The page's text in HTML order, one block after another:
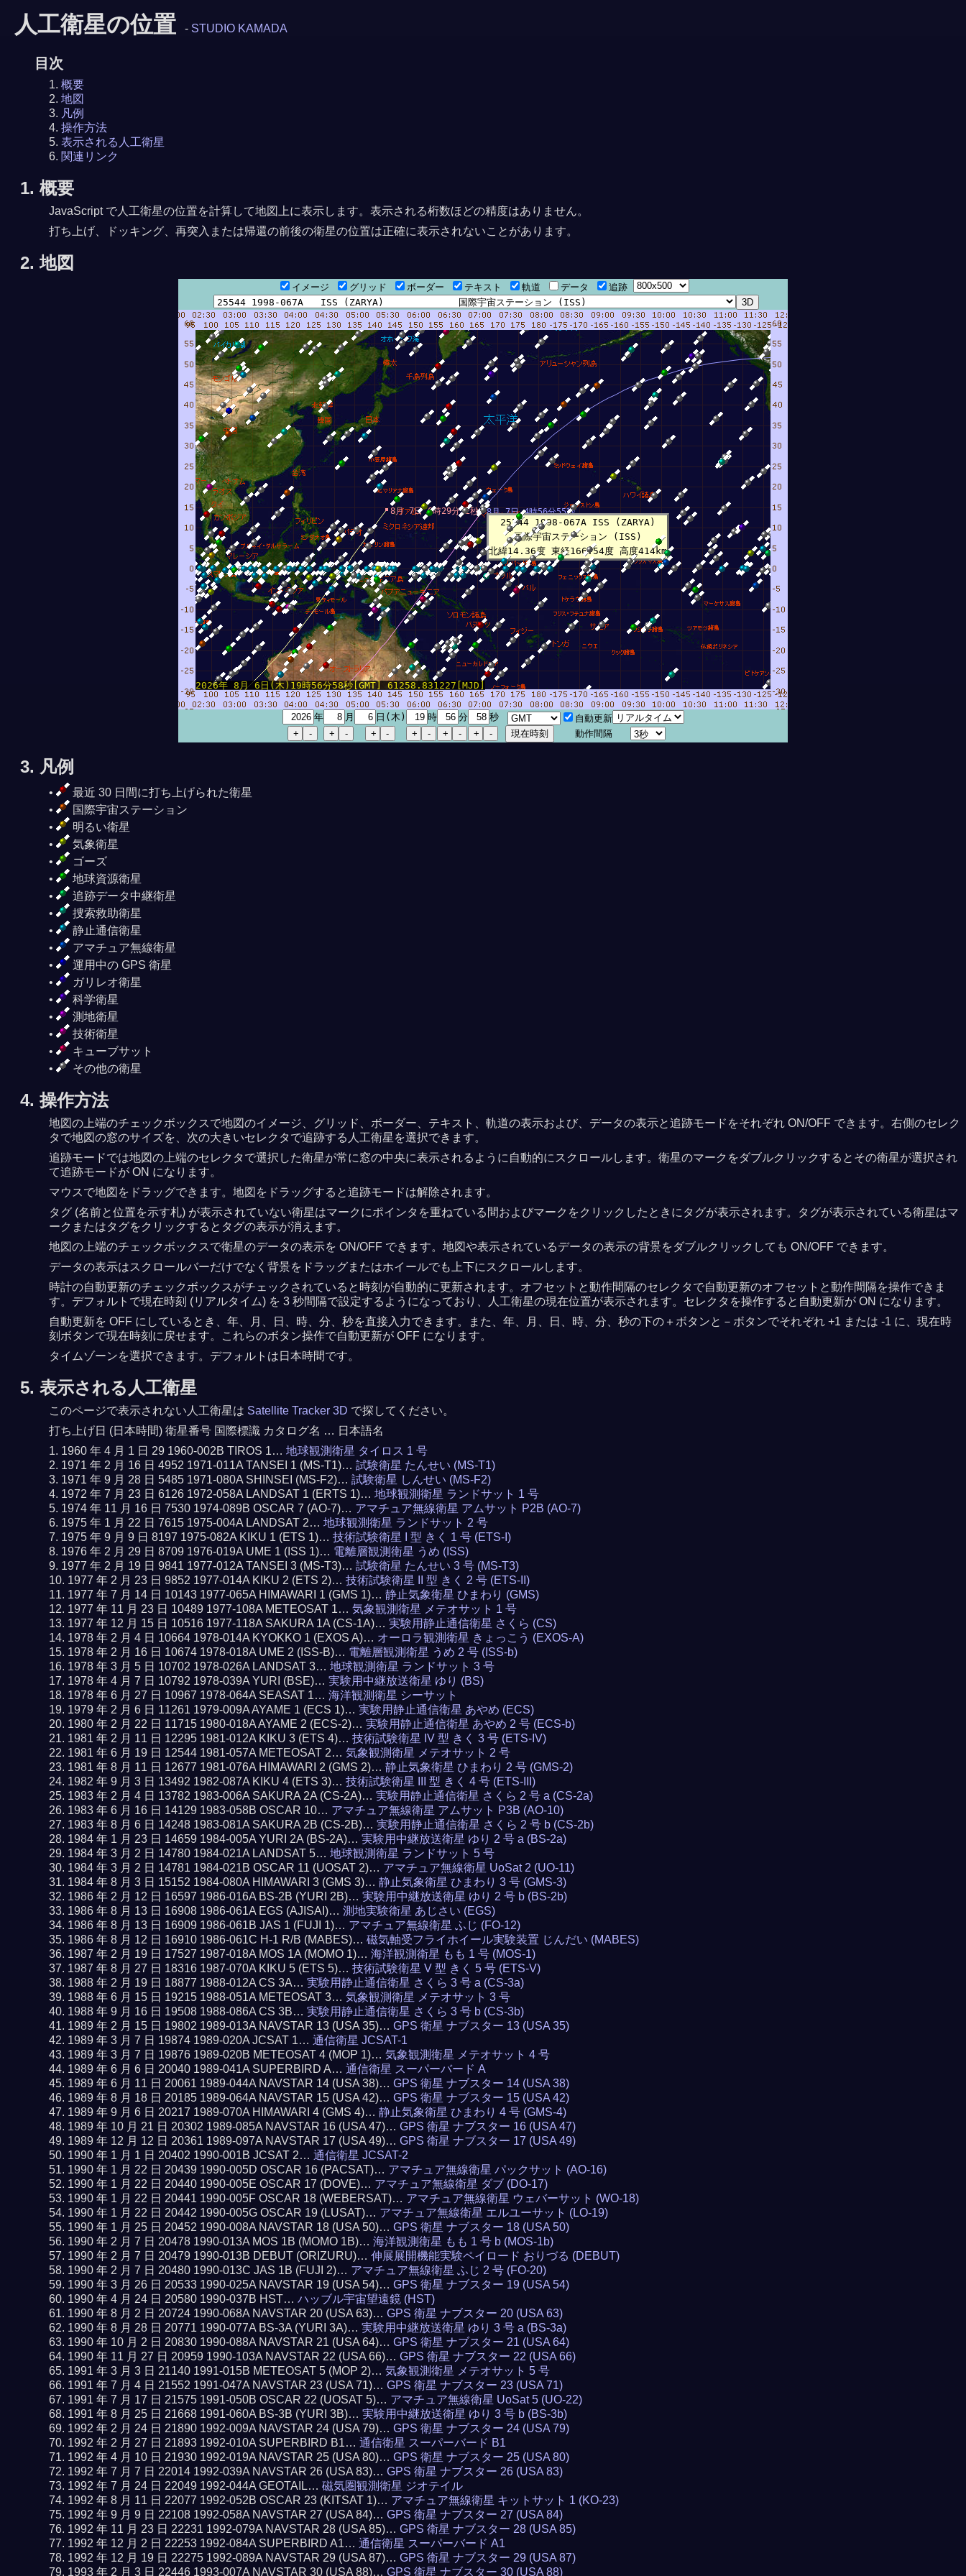
人工衛星の位置 - STUDIO KAMADA
目次
概要
地図
凡例
操作方法
表示される人工衛星
関連リンク
1. 概要
JavaScript で人工衛星の位置を計算して地図上に表示します。表示される桁数ほどの精度はありません。
打ち上げ、ドッキング、再突入または帰還の前後の衛星の位置は正確に表示されないことがあります。
2. 地図
イメージ グリッド ボーダー テキスト 軌道 データ 追跡
8月 7日 4時56分55秒
8月 7日 6時29分52秒
25544 1998-067A ISS (ZARYA)
国際宇宙ステーション (ISS)
北緯14.36度 東経166.54度 高度414km
2026年 8月 6日(木)19時56分58秒[GMT] 61258.831227[MJD]
年 月 日(木) 時 分 秒
自動更新
動作間隔
3. 凡例
最近 30 日間に打ち上げられた衛星
国際宇宙ステーション
明るい衛星
気象衛星
ゴーズ
地球資源衛星
追跡データ中継衛星
捜索救助衛星
静止通信衛星
アマチュア無線衛星
運用中の GPS 衛星
ガリレオ衛星
科学衛星
測地衛星
技術衛星
キューブサット
その他の衛星
4. 操作方法
地図の上端のチェックボックスで地図のイメージ、グリッド、ボーダー、テキスト、軌道の表示および、データの表示と追跡モードをそれぞれ ON/OFF できます。右側のセレク
タで地図の窓のサイズを、次の大きいセレクタで追跡する人工衛星を選択できます。
追跡モードでは地図の上端のセレクタで選択した衛星が常に窓の中央に表示されるように自動的にスクロールします。衛星のマークをダブルクリックするとその衛星が選択され
て追跡モードが ON になります。
マウスで地図をドラッグできます。地図をドラッグすると追跡モードは解除されます。
タグ (名前と位置を示す札) が表示されていない衛星はマークにポインタを重ねている間およびマークをクリックしたときにタグが表示されます。タグが表示されている衛星はマ
ークまたはタグをクリックするとタグの表示が消えます。
地図の上端のチェックボックスで衛星のデータの表示を ON/OFF できます。地図や表示されているデータの表示の背景をダブルクリックしても ON/OFF できます。
データの表示はスクロールバーだけでなく背景をドラッグまたはホイールでも上下にスクロールします。
時計の自動更新のチェックボックスがチェックされていると時刻が自動的に更新されます。オフセットと動作間隔のセレクタで自動更新のオフセットと動作間隔を操作できま
す。デフォルトで現在時刻 (リアルタイム) を 3 秒間隔で設定するようになっており、人工衛星の現在位置が表示されます。セレクタを操作すると自動更新が ON になります。
自動更新を OFF にしているとき、年、月、日、時、分、秒を直接入力できます。また、年、月、日、時、分、秒の下の＋ボタンと－ボタンでそれぞれ +1 または -1 に、現在時
刻ボタンで現在時刻に戻せます。これらのボタン操作で自動更新が OFF になります。
タイムゾーンを選択できます。デフォルトは日本時間です。
5. 表示される人工衛星
このページで表示されない人工衛星は Satellite Tracker 3D で探してください。
打ち上げ日 (日本時間) 衛星番号 国際標識 カタログ名 … 日本語名
1960 年 4 月 1 日 29 1960-002B TIROS 1… 地球観測衛星 タイロス 1 号
1971 年 2 月 16 日 4952 1971-011A TANSEI 1 (MS-T1)… 試験衛星 たんせい (MS-T1)
1971 年 9 月 28 日 5485 1971-080A SHINSEI (MS-F2)… 試験衛星 しんせい (MS-F2)
1972 年 7 月 23 日 6126 1972-058A LANDSAT 1 (ERTS 1)… 地球観測衛星 ランドサット 1 号
1974 年 11 月 16 日 7530 1974-089B OSCAR 7 (AO-7)… アマチュア無線衛星 アムサット P2B (AO-7)
1975 年 1 月 22 日 7615 1975-004A LANDSAT 2… 地球観測衛星 ランドサット 2 号
1975 年 9 月 9 日 8197 1975-082A KIKU 1 (ETS 1)… 技術試験衛星 I 型 きく 1 号 (ETS-I)
1976 年 2 月 29 日 8709 1976-019A UME 1 (ISS 1)… 電離層観測衛星 うめ (ISS)
1977 年 2 月 19 日 9841 1977-012A TANSEI 3 (MS-T3)… 試験衛星 たんせい 3 号 (MS-T3)
1977 年 2 月 23 日 9852 1977-014A KIKU 2 (ETS 2)… 技術試験衛星 II 型 きく 2 号 (ETS-II)
1977 年 7 月 14 日 10143 1977-065A HIMAWARI 1 (GMS 1)… 静止気象衛星 ひまわり (GMS)
1977 年 11 月 23 日 10489 1977-108A METEOSAT 1… 気象観測衛星 メテオサット 1 号
1977 年 12 月 15 日 10516 1977-118A SAKURA 1A (CS-1A)… 実験用静止通信衛星 さくら (CS)
1978 年 2 月 4 日 10664 1978-014A KYOKKO 1 (EXOS A)… オーロラ観測衛星 きょっこう (EXOS-A)
1978 年 2 月 16 日 10674 1978-018A UME 2 (ISS-B)… 電離層観測衛星 うめ 2 号 (ISS-b)
1978 年 3 月 5 日 10702 1978-026A LANDSAT 3… 地球観測衛星 ランドサット 3 号
1978 年 4 月 7 日 10792 1978-039A YURI (BSE)… 実験用中継放送衛星 ゆり (BS)
1978 年 6 月 27 日 10967 1978-064A SEASAT 1… 海洋観測衛星 シーサット
1979 年 2 月 6 日 11261 1979-009A AYAME 1 (ECS 1)… 実験用静止通信衛星 あやめ (ECS)
1980 年 2 月 22 日 11715 1980-018A AYAME 2 (ECS-2)… 実験用静止通信衛星 あやめ 2 号 (ECS-b)
1981 年 2 月 11 日 12295 1981-012A KIKU 3 (ETS 4)… 技術試験衛星 IV 型 きく 3 号 (ETS-IV)
1981 年 6 月 19 日 12544 1981-057A METEOSAT 2… 気象観測衛星 メテオサット 2 号
1981 年 8 月 11 日 12677 1981-076A HIMAWARI 2 (GMS 2)… 静止気象衛星 ひまわり 2 号 (GMS-2)
1982 年 9 月 3 日 13492 1982-087A KIKU 4 (ETS 3)… 技術試験衛星 III 型 きく 4 号 (ETS-III)
1983 年 2 月 4 日 13782 1983-006A SAKURA 2A (CS-2A)… 実験用静止通信衛星 さくら 2 号 a (CS-2a)
1983 年 6 月 16 日 14129 1983-058B OSCAR 10… アマチュア無線衛星 アムサット P3B (AO-10)
1983 年 8 月 6 日 14248 1983-081A SAKURA 2B (CS-2B)… 実験用静止通信衛星 さくら 2 号 b (CS-2b)
1984 年 1 月 23 日 14659 1984-005A YURI 2A (BS-2A)… 実験用中継放送衛星 ゆり 2 号 a (BS-2a)
1984 年 3 月 2 日 14780 1984-021A LANDSAT 5… 地球観測衛星 ランドサット 5 号
1984 年 3 月 2 日 14781 1984-021B OSCAR 11 (UOSAT 2)… アマチュア無線衛星 UoSat 2 (UO-11)
1984 年 8 月 3 日 15152 1984-080A HIMAWARI 3 (GMS 3)… 静止気象衛星 ひまわり 3 号 (GMS-3)
1986 年 2 月 12 日 16597 1986-016A BS-2B (YURI 2B)… 実験用中継放送衛星 ゆり 2 号 b (BS-2b)
1986 年 8 月 13 日 16908 1986-061A EGS (AJISAI)… 測地実験衛星 あじさい (EGS)
1986 年 8 月 13 日 16909 1986-061B JAS 1 (FUJI 1)… アマチュア無線衛星 ふじ (FO-12)
1986 年 8 月 12 日 16910 1986-061C H-1 R/B (MABES)… 磁気軸受フライホイール実験装置 じんだい (MABES)
1987 年 2 月 19 日 17527 1987-018A MOS 1A (MOMO 1)… 海洋観測衛星 もも 1 号 (MOS-1)
1987 年 8 月 27 日 18316 1987-070A KIKU 5 (ETS 5)… 技術試験衛星 V 型 きく 5 号 (ETS-V)
1988 年 2 月 19 日 18877 1988-012A CS 3A… 実験用静止通信衛星 さくら 3 号 a (CS-3a)
1988 年 6 月 15 日 19215 1988-051A METEOSAT 3… 気象観測衛星 メテオサット 3 号
1988 年 9 月 16 日 19508 1988-086A CS 3B… 実験用静止通信衛星 さくら 3 号 b (CS-3b)
1989 年 2 月 15 日 19802 1989-013A NAVSTAR 13 (USA 35)… GPS 衛星 ナブスター 13 (USA 35)
1989 年 3 月 7 日 19874 1989-020A JCSAT 1… 通信衛星 JCSAT-1
1989 年 3 月 7 日 19876 1989-020B METEOSAT 4 (MOP 1)… 気象観測衛星 メテオサット 4 号
1989 年 6 月 6 日 20040 1989-041A SUPERBIRD A… 通信衛星 スーパーバード A
1989 年 6 月 11 日 20061 1989-044A NAVSTAR 14 (USA 38)… GPS 衛星 ナブスター 14 (USA 38)
1989 年 8 月 18 日 20185 1989-064A NAVSTAR 15 (USA 42)… GPS 衛星 ナブスター 15 (USA 42)
1989 年 9 月 6 日 20217 1989-070A HIMAWARI 4 (GMS 4)… 静止気象衛星 ひまわり 4 号 (GMS-4)
1989 年 10 月 21 日 20302 1989-085A NAVSTAR 16 (USA 47)… GPS 衛星 ナブスター 16 (USA 47)
1989 年 12 月 12 日 20361 1989-097A NAVSTAR 17 (USA 49)… GPS 衛星 ナブスター 17 (USA 49)
1990 年 1 月 1 日 20402 1990-001B JCSAT 2… 通信衛星 JCSAT-2
1990 年 1 月 22 日 20439 1990-005D OSCAR 16 (PACSAT)… アマチュア無線衛星 パックサット (AO-16)
1990 年 1 月 22 日 20440 1990-005E OSCAR 17 (DOVE)… アマチュア無線衛星 ダブ (DO-17)
1990 年 1 月 22 日 20441 1990-005F OSCAR 18 (WEBERSAT)… アマチュア無線衛星 ウェバーサット (WO-18)
1990 年 1 月 22 日 20442 1990-005G OSCAR 19 (LUSAT)… アマチュア無線衛星 エルユーサット (LO-19)
1990 年 1 月 25 日 20452 1990-008A NAVSTAR 18 (USA 50)… GPS 衛星 ナブスター 18 (USA 50)
1990 年 2 月 7 日 20478 1990-013A MOS 1B (MOMO 1B)… 海洋観測衛星 もも 1 号 b (MOS-1b)
1990 年 2 月 7 日 20479 1990-013B DEBUT (ORIZURU)… 伸展展開機能実験ペイロード おりづる (DEBUT)
1990 年 2 月 7 日 20480 1990-013C JAS 1B (FUJI 2)… アマチュア無線衛星 ふじ 2 号 (FO-20)
1990 年 3 月 26 日 20533 1990-025A NAVSTAR 19 (USA 54)… GPS 衛星 ナブスター 19 (USA 54)
1990 年 4 月 24 日 20580 1990-037B HST… ハッブル宇宙望遠鏡 (HST)
1990 年 8 月 2 日 20724 1990-068A NAVSTAR 20 (USA 63)… GPS 衛星 ナブスター 20 (USA 63)
1990 年 8 月 28 日 20771 1990-077A BS-3A (YURI 3A)… 実験用中継放送衛星 ゆり 3 号 a (BS-3a)
1990 年 10 月 2 日 20830 1990-088A NAVSTAR 21 (USA 64)… GPS 衛星 ナブスター 21 (USA 64)
1990 年 11 月 27 日 20959 1990-103A NAVSTAR 22 (USA 66)… GPS 衛星 ナブスター 22 (USA 66)
1991 年 3 月 3 日 21140 1991-015B METEOSAT 5 (MOP 2)… 気象観測衛星 メテオサット 5 号
1991 年 7 月 4 日 21552 1991-047A NAVSTAR 23 (USA 71)… GPS 衛星 ナブスター 23 (USA 71)
1991 年 7 月 17 日 21575 1991-050B OSCAR 22 (UOSAT 5)… アマチュア無線衛星 UoSat 5 (UO-22)
1991 年 8 月 25 日 21668 1991-060A BS-3B (YURI 3B)… 実験用中継放送衛星 ゆり 3 号 b (BS-3b)
1992 年 2 月 24 日 21890 1992-009A NAVSTAR 24 (USA 79)… GPS 衛星 ナブスター 24 (USA 79)
1992 年 2 月 27 日 21893 1992-010A SUPERBIRD B1… 通信衛星 スーパーバード B1
1992 年 4 月 10 日 21930 1992-019A NAVSTAR 25 (USA 80)… GPS 衛星 ナブスター 25 (USA 80)
1992 年 7 月 7 日 22014 1992-039A NAVSTAR 26 (USA 83)… GPS 衛星 ナブスター 26 (USA 83)
1992 年 7 月 24 日 22049 1992-044A GEOTAIL… 磁気圏観測衛星 ジオテイル
1992 年 8 月 11 日 22077 1992-052B OSCAR 23 (KITSAT 1)… アマチュア無線衛星 キットサット 1 (KO-23)
1992 年 9 月 9 日 22108 1992-058A NAVSTAR 27 (USA 84)… GPS 衛星 ナブスター 27 (USA 84)
1992 年 11 月 23 日 22231 1992-079A NAVSTAR 28 (USA 85)… GPS 衛星 ナブスター 28 (USA 85)
1992 年 12 月 2 日 22253 1992-084A SUPERBIRD A1… 通信衛星 スーパーバード A1
1992 年 12 月 19 日 22275 1992-089A NAVSTAR 29 (USA 87)… GPS 衛星 ナブスター 29 (USA 87)
1993 年 2 月 3 日 22446 1993-007A NAVSTAR 30 (USA 88)… GPS 衛星 ナブスター 30 (USA 88)